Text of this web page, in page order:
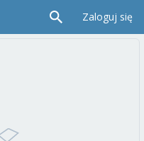
Zaloguj się